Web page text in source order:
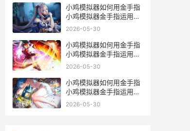
小鸡模拟器如何用金手指
小鸡模拟器金手指运用方
式 小鸡模拟器如何联机玩
2026-05-30
小鸡模拟器如何用金手指
小鸡模拟器金手指运用方
式 小鸡模拟器如何导入本
2026-05-30
小鸡模拟器如何用金手指
小鸡模拟器金手指运用方
式 小鸡模拟器如何删除游
2026-05-30